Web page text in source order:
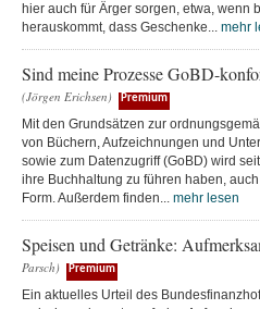
hier auch für Ärger sorgen, etwa, wenn
herauskommt, dass Geschenke... mehr
Sind meine Prozesse GoBD-
(Jörgen Erichsen) Premium
Mit den Grundsätzen zur
von Büchern, Aufzeichnungen und
sowie zum Datenzugriff (GoBD) wird
ihre Buchhaltung zu führen haben,
Form. Außerdem finden... mehr lesen
Speisen und Getränke:
Parsch)
Premium
Ein aktuelles Urteil des